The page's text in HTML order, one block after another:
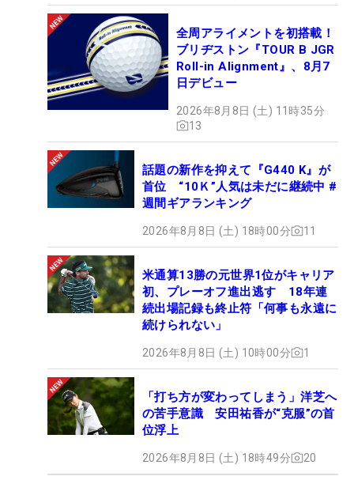
全周アライメントを初搭載！
ブリヂストン『TOUR B JGR
Roll-in Alignment』、8月7
日デビュー
2026年8月8日 (土) 11時35分
13
話題の新作を抑えて『G440 K』が
首位 “10Ｋ”人気は未だに継続中 #
週間ギアランキング
2026年8月8日 (土) 18時00分 11
米通算13勝の元世界1位がキャリア
初、プレーオフ進出逃す 18年連
続出場記録も終止符「何事も永遠に
続けられない」
2026年8月8日 (土) 10時00分 1
「打ち方が変わってしまう」洋芝へ
の苦手意識 安田祐香が“克服”の首
位浮上
2026年8月8日 (土) 18時49分 20